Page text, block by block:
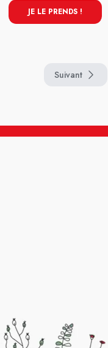
JE LE PRENDS !
Suivant